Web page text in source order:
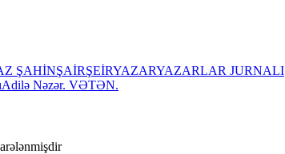
ŞAHİNŞAİRŞEİRYAZARYAZARLAR JURNALI
Adilə Nəzər. VƏTƏN.